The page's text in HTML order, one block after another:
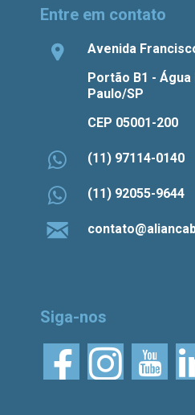
Entre em contato
Avenida
Portão B1 - Água
Paulo/SP
CEP 05001-200
(11) 97114-0140
(11) 92055-9644
Siga-nos